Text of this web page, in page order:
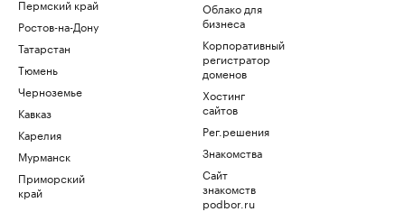
Пермский край
Ростов-на-Дону
Татарстан
Тюмень
Черноземье
Кавказ
Карелия
Мурманск
Приморский
край
Облако для
бизнеса
Корпоративный
регистратор
доменов
Хостинг
сайтов
Рег.решения
Знакомства
Сайт
знакомств
podbor.ru